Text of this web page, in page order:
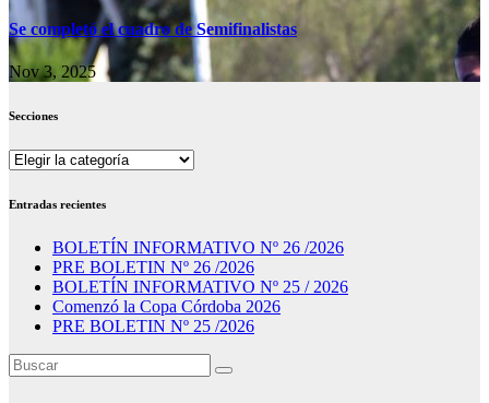
Se completó el cuadro de Semifinalistas
Nov 3, 2025
Secciones
Secciones
Entradas recientes
BOLETÍN INFORMATIVO Nº 26 /2026
PRE BOLETIN Nº 26 /2026
BOLETÍN INFORMATIVO Nº 25 / 2026
Comenzó la Copa Córdoba 2026
PRE BOLETIN Nº 25 /2026